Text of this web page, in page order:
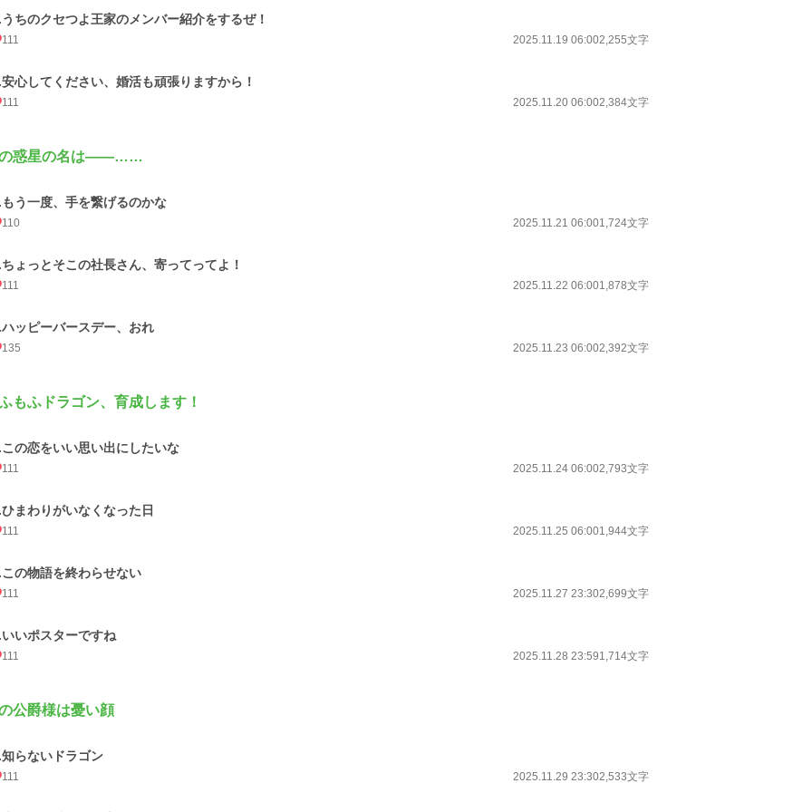
ちのクセつよ王家のメンバー紹介をするぜ！
111 2025.11.19 06:002,255文字
心してください、婚活も頑張りますから！
111 2025.11.20 06:002,384文字
惑星の名は――……
う一度、手を繋げるのかな
110 2025.11.21 06:001,724文字
ょっとそこの社長さん、寄ってってよ！
111 2025.11.22 06:001,878文字
ッピーバースデー、おれ
135 2025.11.23 06:002,392文字
もふドラゴン、育成します！
の恋をいい思い出にしたいな
111 2025.11.24 06:002,793文字
まわりがいなくなった日
111 2025.11.25 06:001,944文字
の物語を終わらせない
111 2025.11.27 23:302,699文字
いポスターですね
111 2025.11.28 23:591,714文字
公爵様は憂い顔
らないドラゴン
111 2025.11.29 23:302,533文字